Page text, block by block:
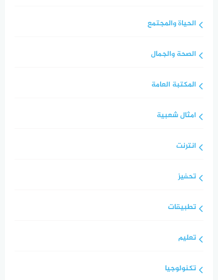
الحياة والمجتمع
الصحة والجمال
المكتبة العامة
امثال شعبية
انترنت
تحفيز
تطبيقات
تعليم
تكنولوجيا